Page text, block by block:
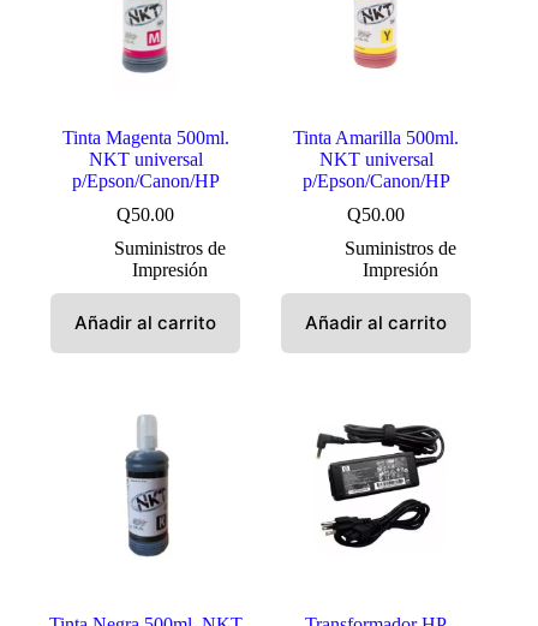
Tinta Magenta 500ml.
NKT universal
p/Epson/Canon/HP
Q50.00
Suministros de
Impresión
Añadir al carrito
Tinta Amarilla 500ml.
NKT universal
p/Epson/Canon/HP
Q50.00
Suministros de
Impresión
Añadir al carrito